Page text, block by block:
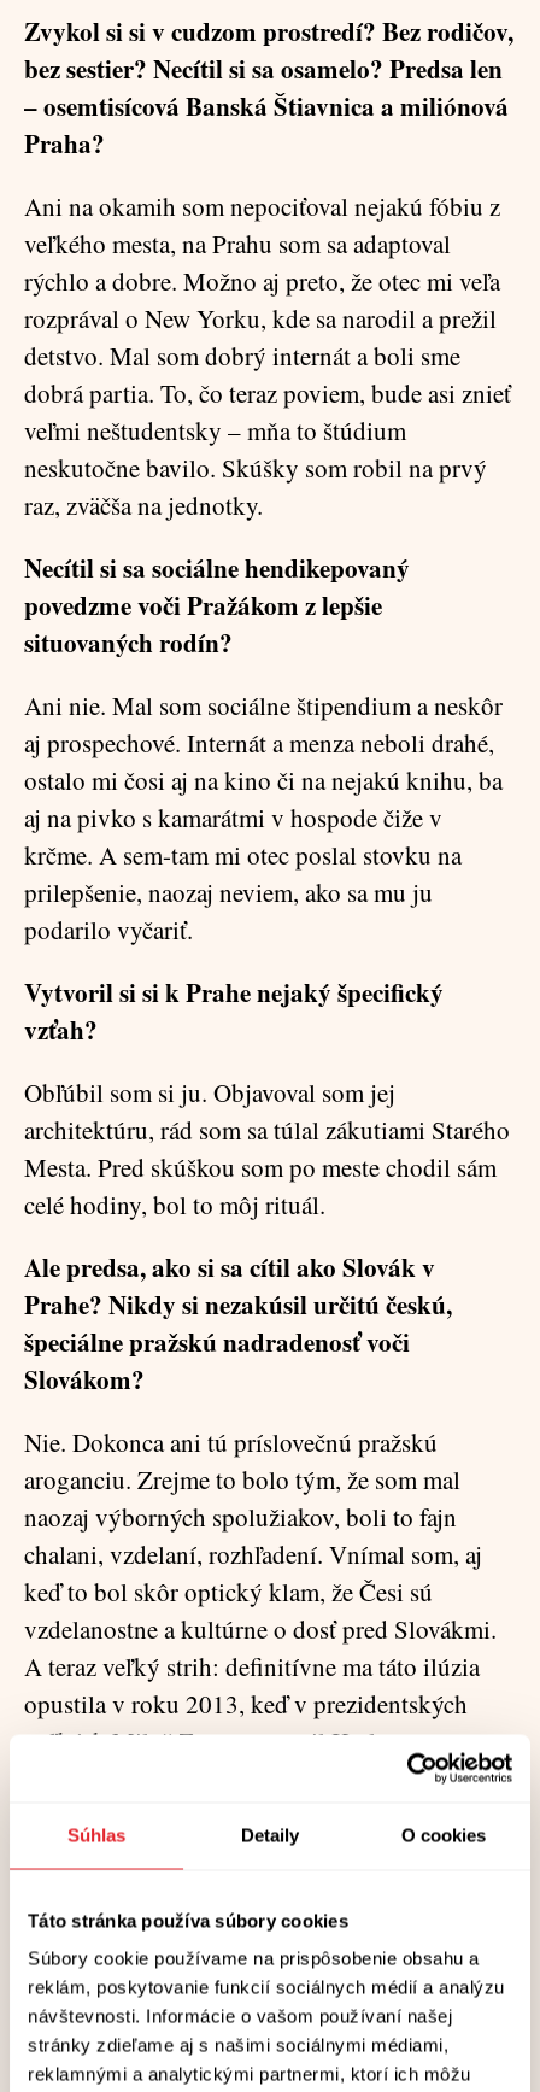
Súhlas Detaily O cookies
Táto stránka používa súbory cookies
Súbory cookie používame na prispôsobenie obsahu a
reklám, poskytovanie funkcií sociálnych médií a analýzu
návštevnosti. Informácie o vašom používaní našej
stránky zdieľame aj s našimi sociálnymi médiami,
reklamnými a analytickými partnermi, ktorí ich môžu
Zvykol si si v cudzom prostredí? Bez rodičov,
bez sestier? Necítil si sa osamelo? Predsa len
– osemtisícová Banská Štiavnica a miliónová
Praha?
Ani na okamih som nepociťoval nejakú fóbiu z
veľkého mesta, na Prahu som sa adaptoval
rýchlo a dobre. Možno aj preto, že otec mi veľa
rozprával o New Yorku, kde sa narodil a prežil
detstvo. Mal som dobrý internát a boli sme
dobrá partia. To, čo teraz poviem, bude asi znieť
veľmi neštudentsky – mňa to štúdium
neskutočne bavilo. Skúšky som robil na prvý
raz, zväčša na jednotky.
Necítil si sa sociálne hendikepovaný
povedzme voči Pražákom z lepšie
situovaných rodín?
Ani nie. Mal som sociálne štipendium a neskôr
aj prospechové. Internát a menza neboli drahé,
ostalo mi čosi aj na kino či na nejakú knihu, ba
aj na pivko s kamarátmi v hospode čiže v
krčme. A sem-tam mi otec poslal stovku na
prilepšenie, naozaj neviem, ako sa mu ju
podarilo vyčariť.
Vytvoril si si k Prahe nejaký špecifický
vzťah?
Obľúbil som si ju. Objavoval som jej
architektúru, rád som sa túlal zákutiami Starého
Mesta. Pred skúškou som po meste chodil sám
celé hodiny, bol to môj rituál.
Ale predsa, ako si sa cítil ako Slovák v
Prahe? Nikdy si nezakúsil určitú českú,
špeciálne pražskú nadradenosť voči
Slovákom?
Nie. Dokonca ani tú príslovečnú pražskú
aroganciu. Zrejme to bolo tým, že som mal
naozaj výborných spolužiakov, boli to fajn
chalani, vzdelaní, rozhľadení. Vnímal som, aj
keď to bol skôr optický klam, že Česi sú
vzdelanostne a kultúrne o dosť pred Slovákmi.
A teraz veľký strih: definitívne ma táto ilúzia
opustila v roku 2013, keď v prezidentských
voľbách Miloš Zeman porazil Karla
Ako vraví náš „klasik“: „Je jeden svet, a
predsa dva sú svety...“ Praha a Česko...
Vždy som bol aj som kozmopolitne založený,
no časom mi začalo prekážať, že v rozhovoroch
všetko československé bolo české. Český futbal
napríklad...